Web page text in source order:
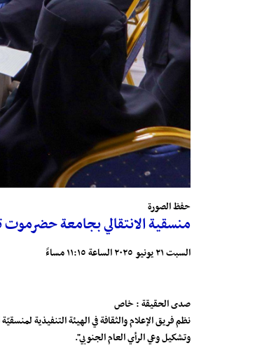
حفظ الصورة
منسقية الانتقالي بجامعة حضرموت
السبت ٢١ يونيو ٢٠٢٥ الساعة ١١:١٥ مساءً
صدى الحقيقة : خاص
نظم فريق الإعلام والثقافة في الهيئة التنفيذية
وتشكيل وعي الرأي العام الجنوبي".